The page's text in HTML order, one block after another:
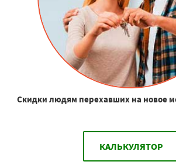
Скидки людям перехавших на новое
КАЛЬКУЛЯТОР